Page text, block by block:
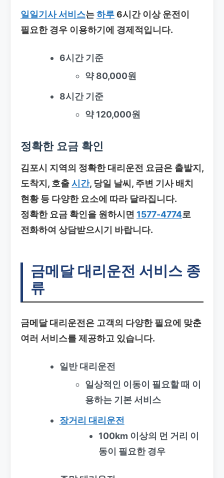
일일기사 서비스는하루6시간 이상 운전이
필요한 경우 이용하기에 경제적입니다.
6시간 기준
약 80,000원
8시간 기준
약 120,000원
정확한 요금 확인
김포시 지역의 정확한 대리운전 요금은 출발지,
도착지, 호출시간, 당일 날씨, 주변 기사 배치
현황 등 다양한 요소에 따라 달라집니다.
정확한 요금 확인을 원하시면 1577-4774로
전화하여 상담받으시기 바랍니다.
금메달 대리운전 서비스 종
류
금메달 대리운전은 고객의 다양한 필요에 맞춘
여러 서비스를 제공하고 있습니다.
일반 대리운전
일상적인 이동이 필요할 때 이
용하는 기본 서비스
장거리 대리운전
100km 이상의 먼 거리 이
동이 필요한 경우